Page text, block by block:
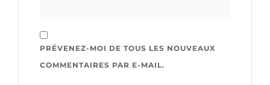
PRÉVENEZ-MOI DE TOUS LES NOUVEAUX
COMMENTAIRES PAR E-MAIL.